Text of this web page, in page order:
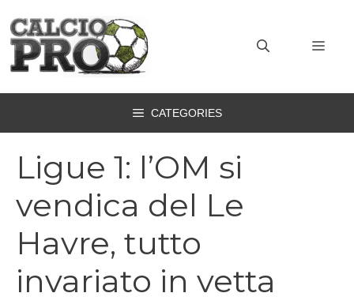
contenuto
CATEGORIES
Ligue 1: l’OM si
vendica del Le
Havre, tutto
invariato in vetta